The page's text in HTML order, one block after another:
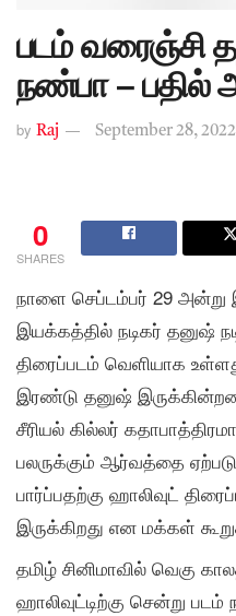
படம் வரைஞ்சி
நண்பா – பதில்
by Raj September 28, 2022
0
SHARES
நாளை செப்டம்பர் 29
இயக்கத்தில் நடிகர் தனுஷ்
திரைப்படம் வெளியாக
இரண்டு தனுஷ்
சீரியல் கில்லர்
பலருக்கும் ஆர்வத்தை
பார்ப்பதற்கு ஹாலிவுட்
இருக்கிறது என மக்கள்
தமிழ் சினிமாவில் வெகு
ஹாலிவுட்டிற்கு சென்று படம்